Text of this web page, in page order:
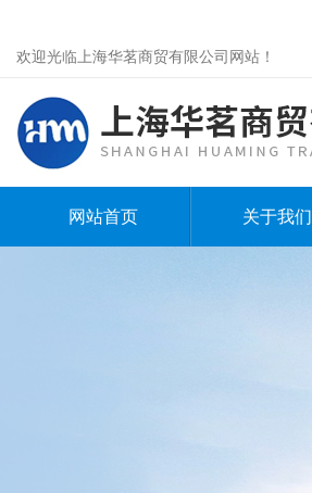
欢迎光临上海华茗商贸有限公司网站！
网站首页 关于我们